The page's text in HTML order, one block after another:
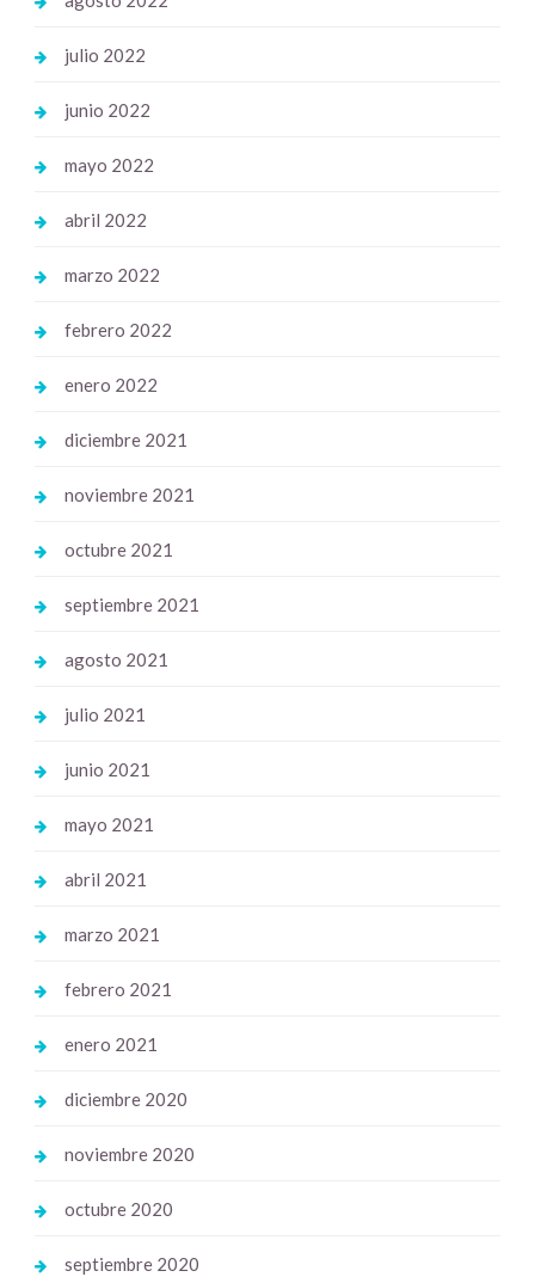
julio 2022
junio 2022
mayo 2022
abril 2022
marzo 2022
febrero 2022
enero 2022
diciembre 2021
noviembre 2021
octubre 2021
septiembre 2021
agosto 2021
julio 2021
junio 2021
mayo 2021
abril 2021
marzo 2021
febrero 2021
enero 2021
diciembre 2020
noviembre 2020
octubre 2020
septiembre 2020